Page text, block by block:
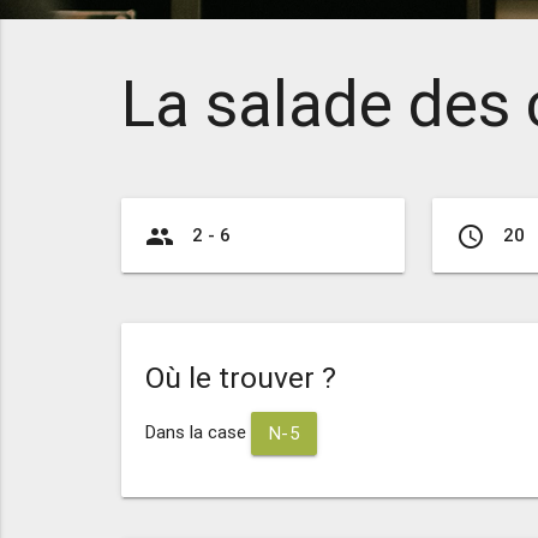
La salade des
group 2 - 6 access_time 20
Où le trouver ?
Dans la case N-5